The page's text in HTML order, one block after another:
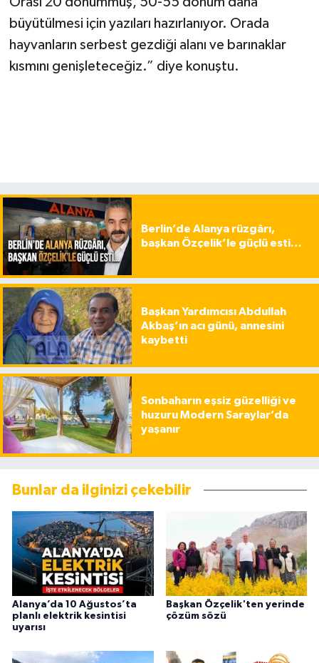
büyütülmesi için yazıları hazırlanıyor. Orada
hayvanların serbest gezdiği alanı ve barınaklar
kısmını genişleteceğiz.” diye konuştu.
Berlin’de Alanya rüzgârı,
başkan Özçelik’le güçlü esti…
Başkan Yardımcısı Abdullah
Akbaş’ın acı günü, annesini
kaybetti
Sonbaharın eşsiz güzelliği ve
huzuru Modern Saraylar’da
yaşanır
Bunlar da ilginizi çekebilir
Alanya’da 10 Ağustos’ta
planlı elektrik kesintisi
uyarısı
Başkan Özçelik'ten yerinde
çözüm sözü